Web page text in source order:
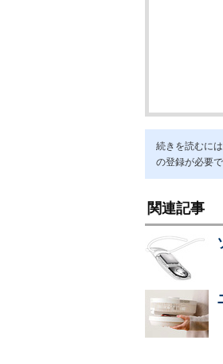
続きを読むに
の登録が必要
関連記事